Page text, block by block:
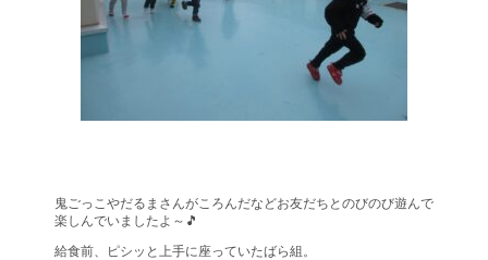
鬼ごっこやだるまさんがころんだなどお友だちとのびのび遊んで
楽しんでいましたよ～🎵
給食前、ピシッと上手に座っていたばら組。